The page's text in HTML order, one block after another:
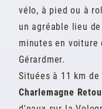
vélo, à pied ou à
un agréable lieu
minutes en voiture
Gérardmer.
Situées à 11 km de
Charlemagne